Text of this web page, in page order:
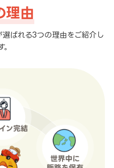
理由
ばれる3つの理由をご紹介し
。